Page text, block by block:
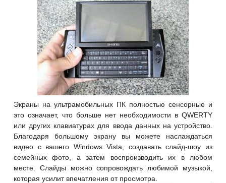
Экраны на ультрамобильных ПК полностью сенсорные и
это означает, что больше нет необходимости в QWERTY
или других клавиатурах для ввода данных на устройство.
Благодаря большому экрану вы можете наслаждаться
видео с вашего Windows Vista, создавать слайд-шоу из
семейных фото, а затем воспроизводить их в любом
месте. Слайды можно сопровождать любимой музыкой,
которая усилит впечатления от просмотра.